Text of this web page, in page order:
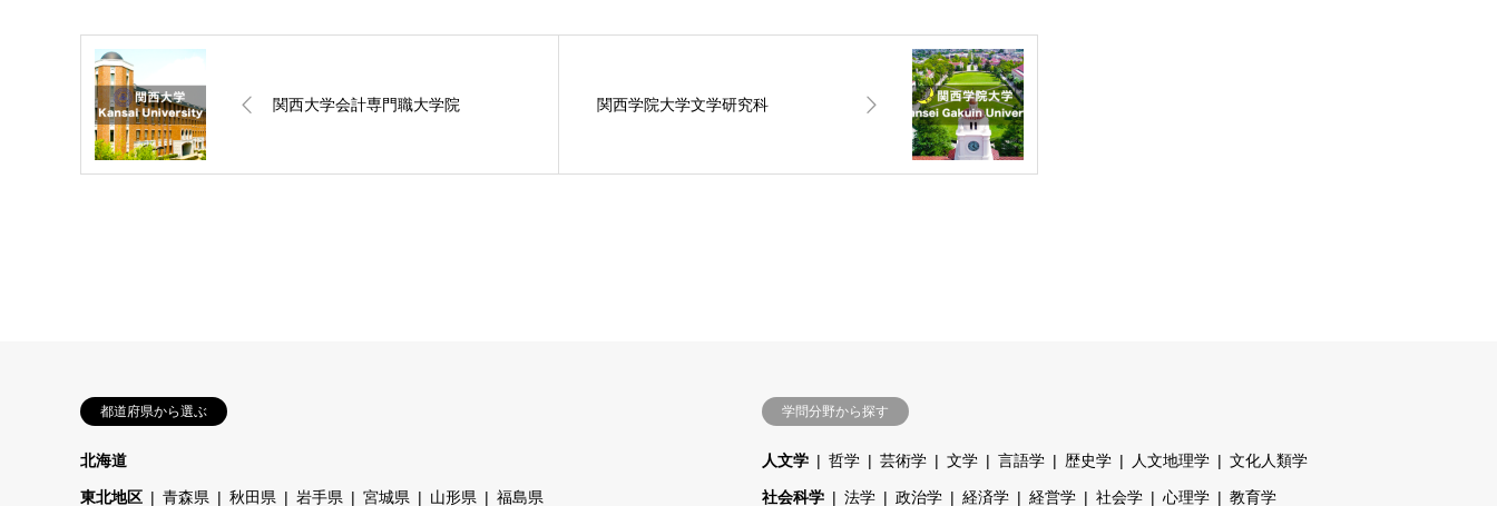
関西大学会計専門職大学院 関西学院大学文学研究科
都道府県から選ぶ
北海道
東北地区 青森県 秋田県 岩手県 宮城県 山形県 福島県
学問分野から探す
人文学 哲学 芸術学 文学 言語学 歴史学 人文地理学 文化人類学
社会科学 法学 政治学 経済学 経営学 社会学 心理学 教育学